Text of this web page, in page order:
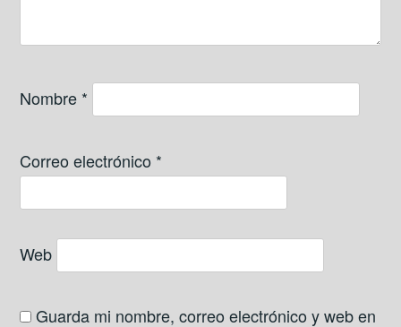
Nombre *
Correo electrónico *
Web
Guarda mi nombre, correo electrónico y web en